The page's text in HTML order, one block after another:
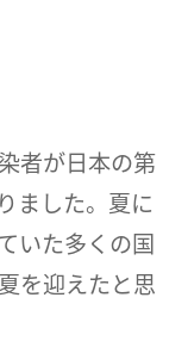
者が日本の第
ました。夏に
いた多くの国
を迎えたと思